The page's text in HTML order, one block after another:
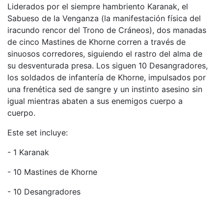
Liderados por el siempre hambriento Karanak, el
Sabueso de la Venganza (la manifestación física del
iracundo rencor del Trono de Cráneos), dos manadas
de cinco Mastines de Khorne corren a través de
sinuosos corredores, siguiendo el rastro del alma de
su desventurada presa. Los siguen 10 Desangradores,
los soldados de infantería de Khorne, impulsados por
una frenética sed de sangre y un instinto asesino sin
igual mientras abaten a sus enemigos cuerpo a
cuerpo.
Este set incluye:
- 1 Karanak
- 10 Mastines de Khorne
- 10 Desangradores